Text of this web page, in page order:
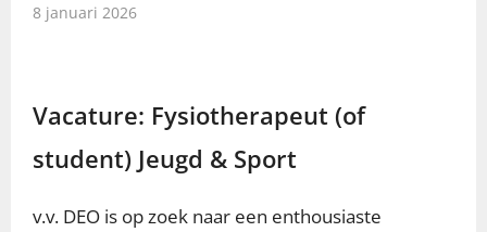
8 januari 2026
Vacature: Fysiotherapeut (of
student) Jeugd & Sport
v.v. DEO is op zoek naar een enthousiaste